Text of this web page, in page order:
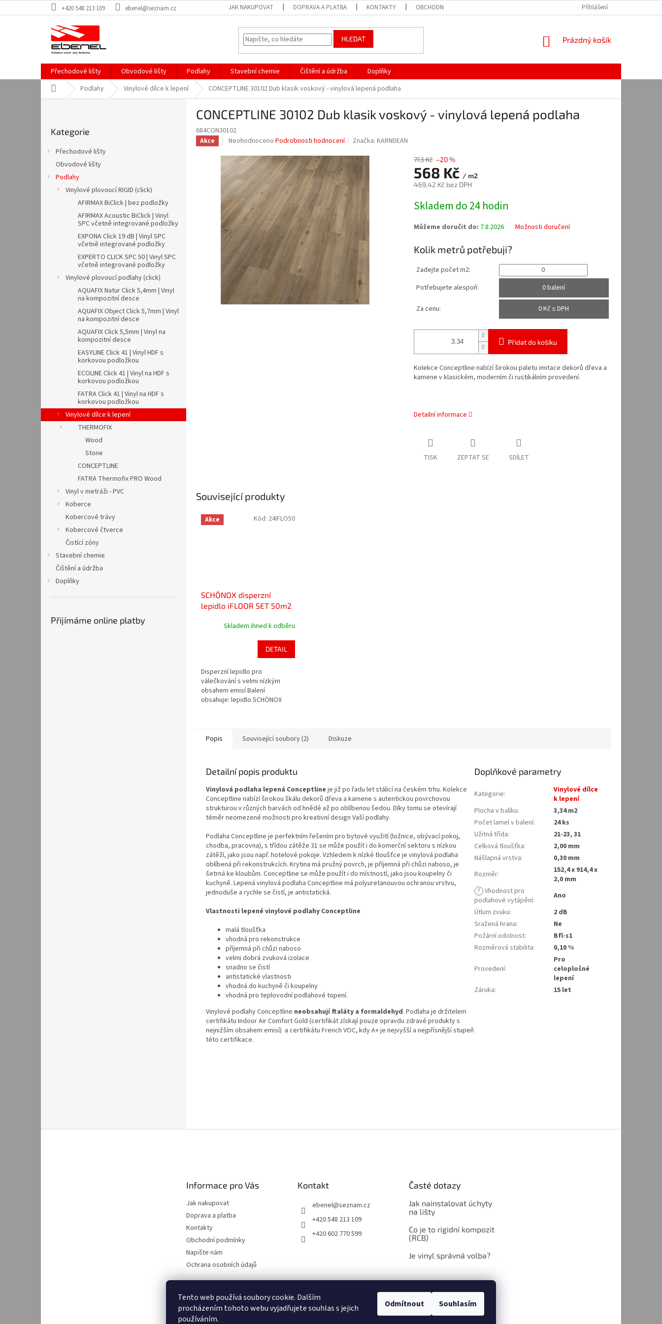
Tento web používá soubory cookie. Dalším
procházením tohoto webu vyjadřujete souhlas s jejich
používáním.
Odmítnout Souhlasím
na
+420 548 213 109 ebenel@seznam.cz JAK NAKUPOVAT DOPRAVA A PLATBA KONTAKTY OBCHODNÍ PODMÍNKY OCHRANA OSOBNÍCH ÚDAJŮ
Přihlášení
HLEDAT
NÁKUPNÍ
Prázdný košík
Přechodové lišty Obvodové lišty Podlahy Stavební chemie Čištění a údržba
Doplňky
Domů Podlahy Vinylové dílce k lepení CONCEPTLINE 30102 Dub klasik voskový - vinylová lepená podlaha
kategorie
Kategorie
Přechodové lišty
Obvodové lišty
Podlahy
Vinylové plovoucí RIGID (click)
AFIRMAX BiClick | bez podložky
AFIRMAX Acoustic BiClick | Vinyl
SPC včetně integrované podložky
EXPONA Click 19 dB | Vinyl SPC
včetně integrované podložky
EXPERTO CLICK SPC 50 | Vinyl SPC
včetně integrované podložky
Vinylové plovoucí podlahy (click)
AQUAFIX Natur Click 5,4mm | Vinyl
na kompozitní desce
AQUAFIX Object Click 5,7mm | Vinyl
na kompozitní desce
AQUAFIX Click 5,5mm | Vinyl na
kompozitní desce
EASYLINE Click 41 | Vinyl HDF s
korkovou podložkou
ECOLINE Click 41 | Vinyl na HDF s
korkovou podložkou
FATRA Click 41 | Vinyl na HDF s
korkovou podložkou
Vinylové dílce k lepení
THERMOFIX
Wood
Stone
CONCEPTLINE
FATRA Thermofix PRO Wood
Vinyl v metráži - PVC
Koberce
Kobercové trávy
Kobercové čtverce
Čistící zóny
Stavební chemie
Čištění a údržba
Doplňky
Přijímáme online platby
CONCEPTLINE 30102 Dub klasik voskový - vinylová lepená podlaha
684CON30102
Akce
Průměrné
produktu
0,0
5
hvězdiček.
Neohodnoceno Podrobnosti hodnocení Značka:KARNDEAN
713 Kč –20 %
568 Kč / m2
469,42 Kč bez DPH
cena:
Skladem do 24 hodin
Můžeme doručit do: 7.8.2026 Možnosti doručení
Kolik metrů potřebuji?
Zadejte počet m2:
Potřebujete alespoň:
0 balení
Za cenu: 0Kč s DPH
Přidat do košíku
Kolekce Conceptline nabízí širokou paletu imitace dekorů dřeva a
kamene v klasickém, moderním či rustikálním provedení.
Detailní informace
TISK ZEPTAT SE SDÍLET
Související produkty
Akce
SCHÖNOX disperzní
lepidlo iFLOOR SET 50m2
Skladem ihned k odběru
DETAIL
Disperzní lepidlo pro
válečkování s velmi nízkým
obsahem emisí Balení
obsahuje: lepidlo SCHÖNOX
na penetraci 1x.
Kód: 24IFLO50
Popis Související soubory (2) Diskuze
Detailní popis produktu
Vinylová podlaha lepená Conceptline je již po řadu let stálicí na českém trhu. Kolekce
Conceptline nabízí širokou škálu dekorů dřeva a kamene s autentickou povrchovou
strukturou v různých barvách od hnědé až po oblíbenou šedou. Díky tomu se otevírají
téměr neomezené možnosti pro kreativní design Vaší podlahy.
Podlaha Conceptline je perfektním řešením pro bytové využití (ložnice, obývací pokoj,
chodba, pracovna), s třídou zátěže 31 se může použít i do komerční sektoru s nízkou
zátěží, jako jsou např. hotelové pokoje. Vzhledem k nízké tloušťce je vinylová podlaha
oblíbená při rekonstrukcích. Krytina má pružný povrch, je příjemná při chůzi naboso, je
šetrná ke kloubům. Conceptline se může použít i do místností, jako jsou koupelny či
kuchyně. Lepená vinylová podlaha Conceptline má polyuretanouvou ochranou vrstvu,
jednoduše a rychle se čistí, je antistatická.
Vlastnosti lepené vinylové podlahy Conceptline
malá tloušťka
vhodná pro rekonstrukce
příjemná při chůzi naboso
velmi dobrá zvuková izolace
snadno se čistí
antistatické vlastnosti
vhodná do kuchyně či koupelny
vhodná pro teplovodní podlahové topení.
Vinylové podlahy Conceptline neobsahují ftaláty a formaldehyd. Podlaha je držitelem
certifikátu Indoor Air Comfort Gold (certifikát získají pouze opravdu zdravé produkty s
nejnižším obsahem emisí) a certifikátu French VOC, kdy A+ je nejvyšší a nejpřísnější stupeň
této certifikace.
Doplňkové parametry
Kategorie:
Vinylové dílce
k lepení
Plocha v balíku:
3,34 m2
Počet lamel v balení:
24 ks
Užitná třída:
21-23, 31
Celková tloušťka:
2,00 mm
Nášlapná vrstva:
0,30 mm
Rozměr:
152,4 x 914,4 x
2,0 mm
? Vhodnost pro
podlahové vytápění:
Ano
Útlum zvuku:
2 dB
Sražená hrana:
Ne
Požární odolnost:
Bfl-s1
Rozměrová stabilita: 0,10 %
Provedení:
Pro
celoplošné
lepení
Záruka: 15 let
Informace pro Vás
Jak nakupovat
Doprava a platba
Kontakty
Obchodní podmínky
Napište nám
Ochrana osobních údajů
Kontakt
ebenel@seznam.cz
+420 548 213 109
+420 602 770 599
Časté dotazy
Jak nainstalovat úchyty
na lišty
Co je to rigidní kompozit
(RCB)
Je vinyl správná volba?
Zboží.cz Heureka.cz Časté dotazy Ebenel - podlahové studio